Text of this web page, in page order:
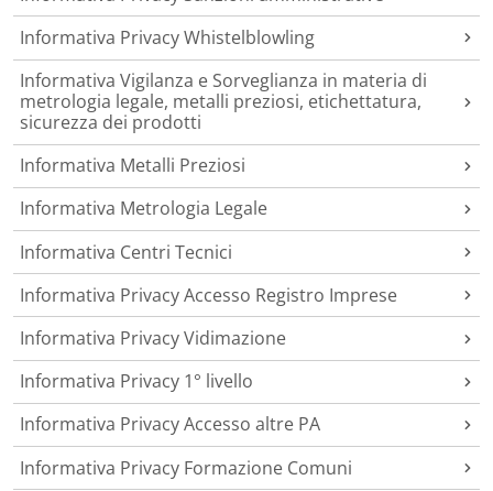
Informativa Privacy Whistelblowling
Informativa Vigilanza e Sorveglianza in materia di
metrologia legale, metalli preziosi, etichettatura,
sicurezza dei prodotti
Informativa Metalli Preziosi
Informativa Metrologia Legale
Informativa Centri Tecnici
Informativa Privacy Accesso Registro Imprese
Informativa Privacy Vidimazione
Informativa Privacy 1° livello
Informativa Privacy Accesso altre PA
Informativa Privacy Formazione Comuni